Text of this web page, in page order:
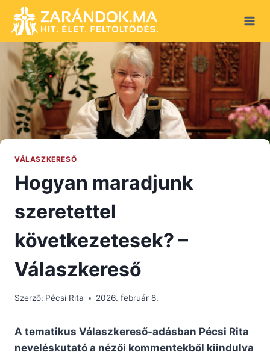
content
VÁLASZKERESŐ
Hogyan maradjunk
szeretettel
következetesek? –
Válaszkereső
Szerző: Pécsi Rita 2026. február 8.
A tematikus Válaszkereső-adásban Pécsi Rita
neveléskutató a nézői kommentekből kiindulva